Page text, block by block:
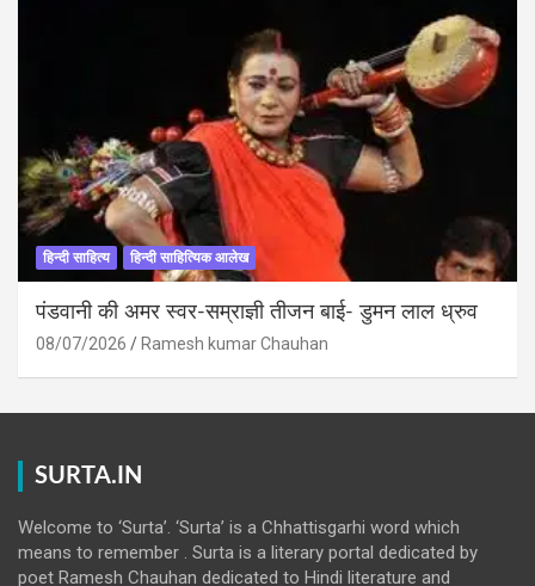
हिन्दी साहित्य हिन्दी साहित्यिक आलेख
पंडवानी की अमर स्वर-सम्राज्ञी तीजन बाई- डुमन लाल ध्रुव
08/07/2026 Ramesh kumar Chauhan
SURTA.IN
Welcome to ‘Surta’. ‘Surta’ is a Chhattisgarhi word which
means to remember . Surta is a literary portal dedicated by
poet Ramesh Chauhan dedicated to Hindi literature and